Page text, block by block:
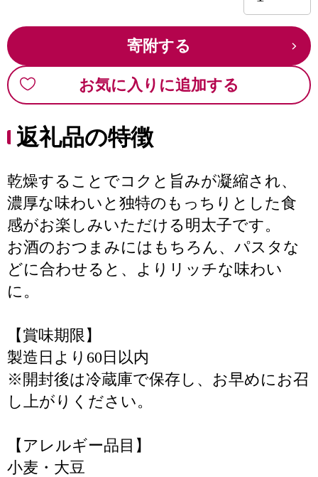
寄附する
お気に入りに追加する
返礼品の特徴
乾燥することでコクと旨みが凝縮され、
濃厚な味わいと独特のもっちりとした食
感がお楽しみいただける明太子です。
お酒のおつまみにはもちろん、パスタな
どに合わせると、よりリッチな味わい
に。
【賞味期限】
製造日より60日以内
※開封後は冷蔵庫で保存し、お早めにお召
し上がりください。
【アレルギー品目】
小麦・大豆